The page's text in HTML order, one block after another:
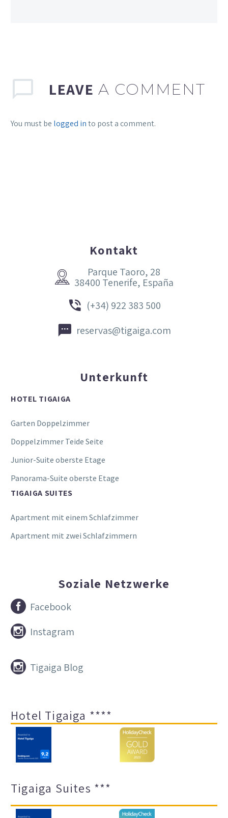
LEAVE A COMMENT
You must be logged into post a comment.
Kontakt


Parque Taoro, 28
38400 Tenerife, España

 (+34) 922 383 500

 reservas@tigaiga.com
Unterkunft
HOTEL TIGAIGA
Garten Doppelzimmer
Doppelzimmer Teide Seite
Junior-Suite oberste Etage
Panorama-Suite oberste Etage
TIGAIGA SUITES
Apartment mit einem Schlafzimmer
Apartment mit zwei Schlafzimmern
Soziale Netzwerke

 Facebook

 Instagram

 Tigaiga Blog
Hotel Tigaiga ****
Tigaiga Suites ***